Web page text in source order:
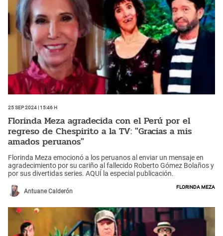
25 Sep 2024 | 15:46 h
Florinda Meza agradecida con el Perú por el
regreso de Chespirito a la TV: "Gracias a mis
amados peruanos"
Florinda Meza emocionó a los peruanos al enviar un mensaje en
agradecimiento por su cariño al fallecido Roberto Gómez Bolaños y
por sus divertidas series. AQUÍ la especial publicación.
Antuane Calderón
Florinda Meza